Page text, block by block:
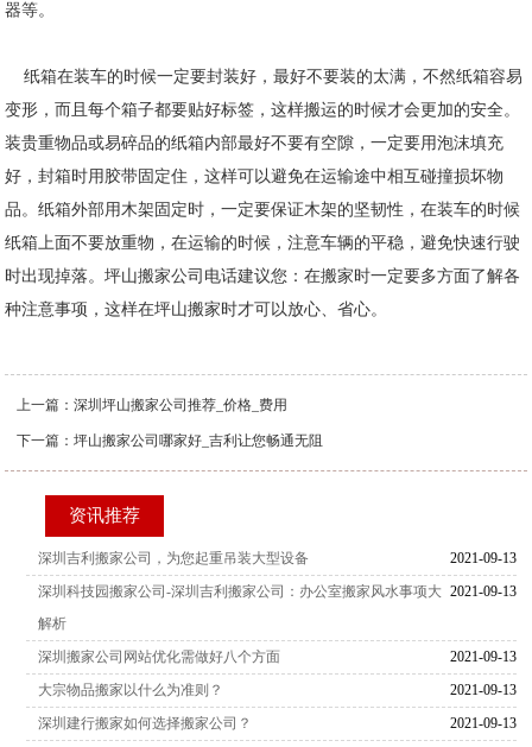
器等。
纸箱在装车的时候一定要封装好，最好不要装的太满，不然纸箱容易
变形，而且每个箱子都要贴好标签，这样搬运的时候才会更加的安全。
装贵重物品或易碎品的纸箱内部最好不要有空隙，一定要用泡沫填充
好，封箱时用胶带固定住，这样可以避免在运输途中相互碰撞损坏物
品。纸箱外部用木架固定时，一定要保证木架的坚韧性，在装车的时候
纸箱上面不要放重物，在运输的时候，注意车辆的平稳，避免快速行驶
时出现掉落。坪山搬家公司电话建议您：在搬家时一定要多方面了解各
种注意事项，这样在坪山搬家时才可以放心、省心。
上一篇：深圳坪山搬家公司推荐_价格_费用
下一篇：坪山搬家公司哪家好_吉利让您畅通无阻
资讯推荐
2021-09-13
深圳吉利搬家公司，为您起重吊装大型设备
2021-09-13
深圳科技园搬家公司-深圳吉利搬家公司：办公室搬家风水事项大
解析
2021-09-13
深圳搬家公司网站优化需做好八个方面
2021-09-13
大宗物品搬家以什么为准则？
2021-09-13
深圳建行搬家如何选择搬家公司？